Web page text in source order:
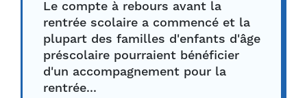
Le compte à rebours avant la
rentrée scolaire a commencé et la
plupart des familles d'enfants d'âge
préscolaire pourraient bénéficier
d'un accompagnement pour la
rentrée...